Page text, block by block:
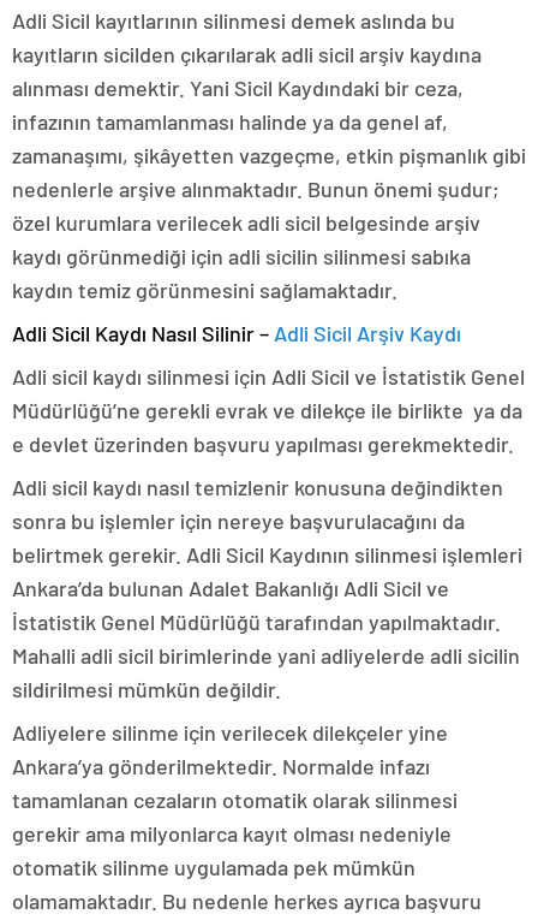
Adli Sicil kayıtlarının silinmesi demek aslında bu
kayıtların sicilden çıkarılarak adli sicil arşiv kaydına
alınması demektir. Yani Sicil Kaydındaki bir ceza,
infazının tamamlanması halinde ya da genel af,
zamanaşımı, şikâyetten vazgeçme, etkin pişmanlık gibi
nedenlerle arşive alınmaktadır. Bunun önemi şudur;
özel kurumlara verilecek adli sicil belgesinde arşiv
kaydı görünmediği için adli sicilin silinmesi sabıka
kaydın temiz görünmesini sağlamaktadır.
Adli Sicil Kaydı Nasıl Silinir – Adli Sicil Arşiv Kaydı
Adli sicil kaydı silinmesi için Adli Sicil ve İstatistik Genel
Müdürlüğü’ne gerekli evrak ve dilekçe ile birlikte ya da
e devlet üzerinden başvuru yapılması gerekmektedir.
Adli sicil kaydı nasıl temizlenir konusuna değindikten
sonra bu işlemler için nereye başvurulacağını da
belirtmek gerekir. Adli Sicil Kaydının silinmesi işlemleri
Ankara’da bulunan Adalet Bakanlığı Adli Sicil ve
İstatistik Genel Müdürlüğü tarafından yapılmaktadır.
Mahalli adli sicil birimlerinde yani adliyelerde adli sicilin
sildirilmesi mümkün değildir.
Adliyelere silinme için verilecek dilekçeler yine
Ankara’ya gönderilmektedir. Normalde infazı
tamamlanan cezaların otomatik olarak silinmesi
gerekir ama milyonlarca kayıt olması nedeniyle
otomatik silinme uygulamada pek mümkün
olamamaktadır. Bu nedenle herkes ayrıca başvuru